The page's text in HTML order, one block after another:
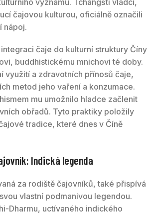
čajovou kulturou, oficiálně označili
nápoj.
čaje do kulturní struktury Číny
buddhistickému mnichovi té doby.
využití a zdravotních přínosů čaje,
metod jeho vaření a konzumace.
mu umožnilo hladce začlenit
obřadů. Tyto praktiky položily
tradice, které dnes v Číně
Indická legenda
za rodiště čajovníků, také přispívá
vlastní podmanivou legendou.
Dharmu, uctívaného indického